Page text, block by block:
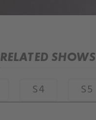
RELATED SHOWS
S4 S5